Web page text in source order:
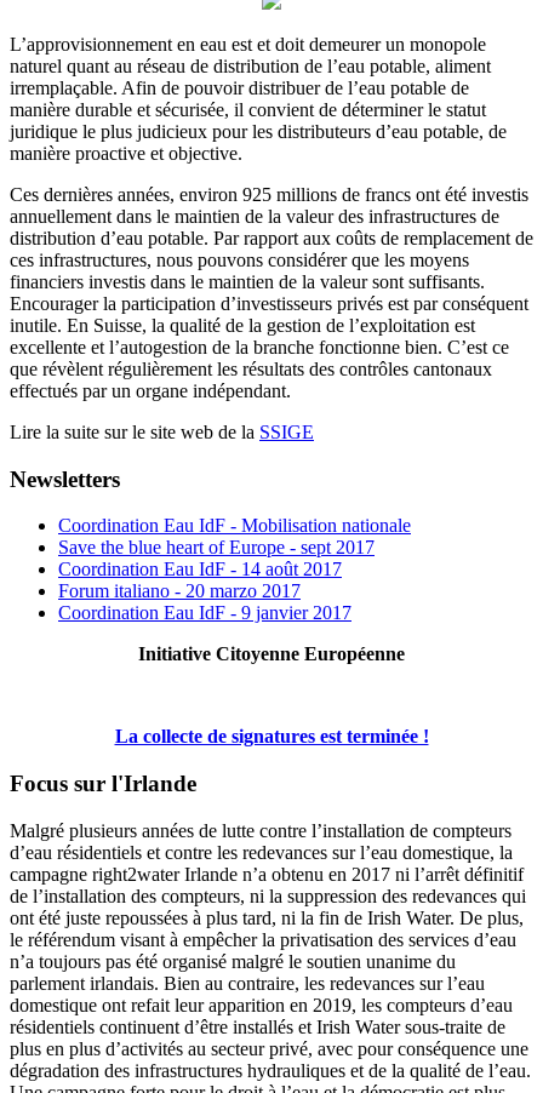
L’approvisionnement en eau est et doit demeurer un monopole
naturel quant au réseau de distribution de l’eau potable, aliment
irremplaçable. Afin de pouvoir distribuer de l’eau potable de
manière durable et sécurisée, il convient de déterminer le statut
juridique le plus judicieux pour les distributeurs d’eau potable, de
manière proactive et objective.
Ces dernières années, environ 925 millions de francs ont été investis
annuellement dans le maintien de la valeur des infrastructures de
distribution d’eau potable. Par rapport aux coûts de remplacement de
ces infrastructures, nous pouvons considérer que les moyens
financiers investis dans le maintien de la valeur sont suffisants.
Encourager la participation d’investisseurs privés est par conséquent
inutile. En Suisse, la qualité de la gestion de l’exploitation est
excellente et l’autogestion de la branche fonctionne bien. C’est ce
que révèlent régulièrement les résultats des contrôles cantonaux
effectués par un organe indépendant.
Lire la suite sur le site web de la SSIGE
Newsletters
Coordination Eau IdF - Mobilisation nationale
Save the blue heart of Europe - sept 2017
Coordination Eau IdF - 14 août 2017
Forum italiano - 20 marzo 2017
Coordination Eau IdF - 9 janvier 2017
Initiative Citoyenne Européenne
La collecte de signatures est terminée !
Focus sur l'Irlande
Malgré plusieurs années de lutte contre l’installation de compteurs
d’eau résidentiels et contre les redevances sur l’eau domestique, la
campagne right2water Irlande n’a obtenu en 2017 ni l’arrêt définitif
de l’installation des compteurs, ni la suppression des redevances qui
ont été juste repoussées à plus tard, ni la fin de Irish Water. De plus,
le référendum visant à empêcher la privatisation des services d’eau
n’a toujours pas été organisé malgré le soutien unanime du
parlement irlandais. Bien au contraire, les redevances sur l’eau
domestique ont refait leur apparition en 2019, les compteurs d’eau
résidentiels continuent d’être installés et Irish Water sous-traite de
plus en plus d’activités au secteur privé, avec pour conséquence une
dégradation des infrastructures hydrauliques et de la qualité de l’eau.